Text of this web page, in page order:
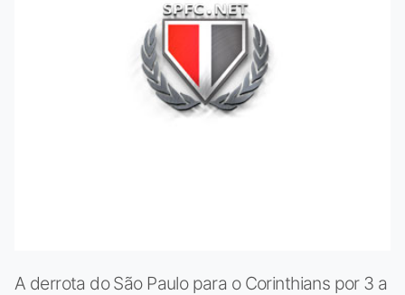
A derrota do São Paulo para o Corinthians por 3 a